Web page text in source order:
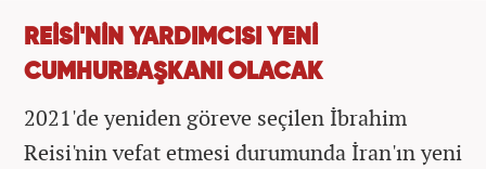
REİSİ'NİN YARDIMCISI YENİ
CUMHURBAŞKANI OLACAK
2021'de yeniden göreve seçilen İbrahim
Reisi'nin vefat etmesi durumunda İran'ın yeni